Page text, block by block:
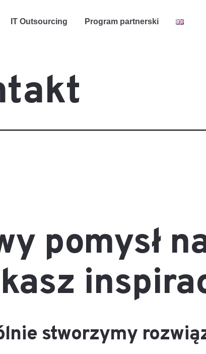
IT Outsourcing Program partnerski
pomysł
stworzymy